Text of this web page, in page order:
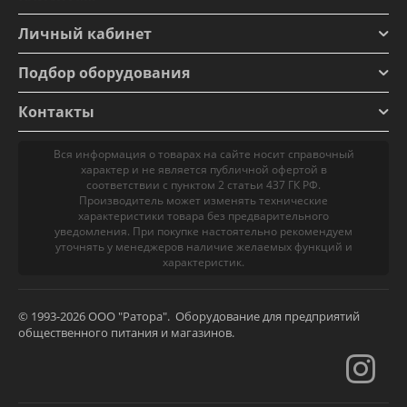
Личный кабинет
Подбор оборудования
Контакты
Вся информация о товарах на сайте носит справочный
характер и не является публичной офертой в
соответствии с пунктом 2 статьи 437 ГК РФ.
Производитель может изменять технические
характеристики товара без предварительного
уведомления. При покупке настоятельно рекомендуем
уточнять у менеджеров наличие желаемых функций и
характеристик.
© 1993-2026 ООО "Ратора". Оборудование для предприятий
общественного питания и магазинов.